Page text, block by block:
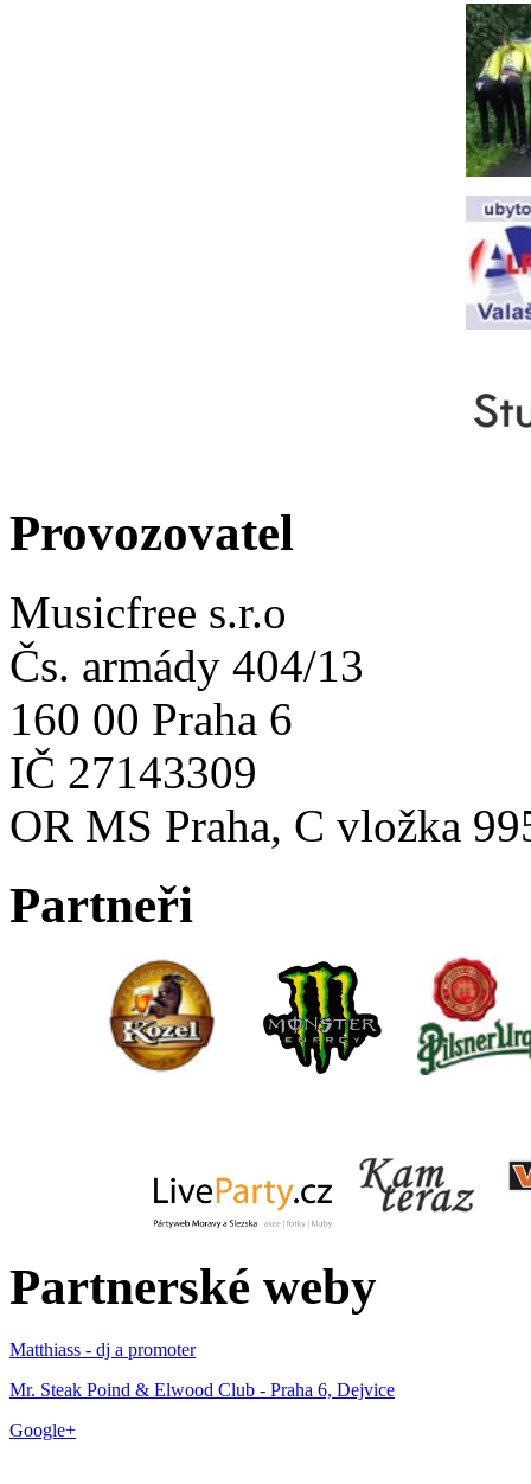
Provozovatel
Musicfree s.r.o
Čs. armády 404/13
160 00 Praha 6
IČ 27143309
OR MS Praha, C vložka
Partneři
Partnerské weby
Matthiass - dj a promoter
Mr. Steak Poind & Elwood Club - Praha 6, Dejvice
Google+